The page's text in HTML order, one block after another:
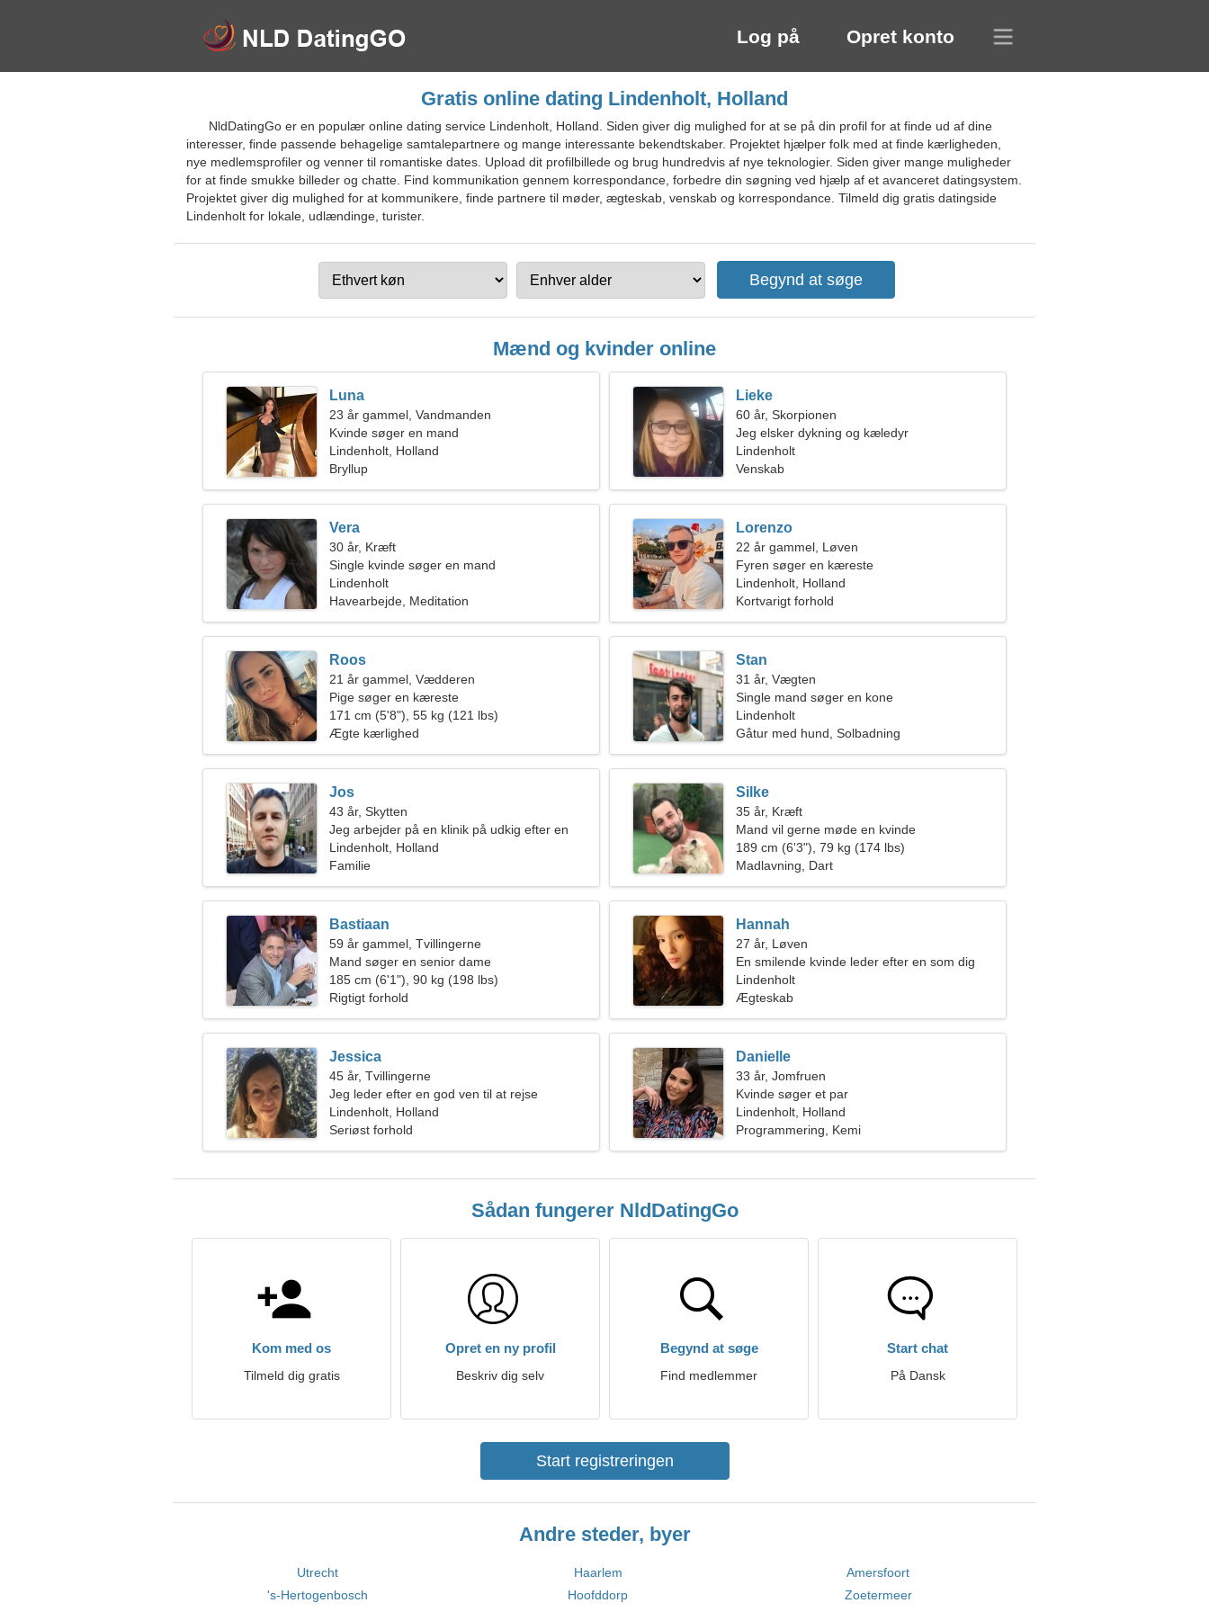
Log på Opret konto
Gratis online dating Lindenholt, Holland
NldDatingGo er en populær online dating service Lindenholt, Holland. Siden giver dig mulighed for at se på din profil for at finde ud af dine
interesser, finde passende behagelige samtalepartnere og mange interessante bekendtskaber. Projektet hjælper folk med at finde kærligheden,
nye medlemsprofiler og venner til romantiske dates. Upload dit profilbillede og brug hundredvis af nye teknologier. Siden giver mange muligheder
for at finde smukke billeder og chatte. Find kommunikation gennem korrespondance, forbedre din søgning ved hjælp af et avanceret datingsystem.
Projektet giver dig mulighed for at kommunikere, finde partnere til møder, ægteskab, venskab og korrespondance. Tilmeld dig gratis datingside
Lindenholt for lokale, udlændinge, turister.
Mænd og kvinder online
Luna
23 år gammel, Vandmanden
Kvinde søger en mand
Lindenholt, Holland
Bryllup
Lieke
60 år, Skorpionen
Jeg elsker dykning og kæledyr
Lindenholt
Venskab
Vera
30 år, Kræft
Single kvinde søger en mand
Lindenholt
Havearbejde, Meditation
Lorenzo
22 år gammel, Løven
Fyren søger en kæreste
Lindenholt, Holland
Kortvarigt forhold
Roos
21 år gammel, Vædderen
Pige søger en kæreste
171 cm (5'8"), 55 kg (121 lbs)
Ægte kærlighed
Stan
31 år, Vægten
Single mand søger en kone
Lindenholt
Gåtur med hund, Solbadning
Jos
43 år, Skytten
Jeg arbejder på en klinik på udkig efter en
smuk kvinde
Lindenholt, Holland
Familie
Silke
35 år, Kræft
Mand vil gerne møde en kvinde
189 cm (6'3"), 79 kg (174 lbs)
Madlavning, Dart
Bastiaan
59 år gammel, Tvillingerne
Mand søger en senior dame
185 cm (6'1"), 90 kg (198 lbs)
Rigtigt forhold
Hannah
27 år, Løven
En smilende kvinde leder efter en som dig
Lindenholt
Ægteskab
Jessica
45 år, Tvillingerne
Jeg leder efter en god ven til at rejse
sammen
Lindenholt, Holland
Seriøst forhold
Danielle
33 år, Jomfruen
Kvinde søger et par
Lindenholt, Holland
Programmering, Kemi
Sådan fungerer NldDatingGo
Kom med os
Tilmeld dig gratis
Opret en ny profil
Beskriv dig selv
Begynd at søge
Find medlemmer
Start chat
På Dansk
Start registreringen
Andre steder, byer
Utrecht Haarlem
Amersfoort
's-Hertogenbosch
Hoofddorp
Zoetermeer